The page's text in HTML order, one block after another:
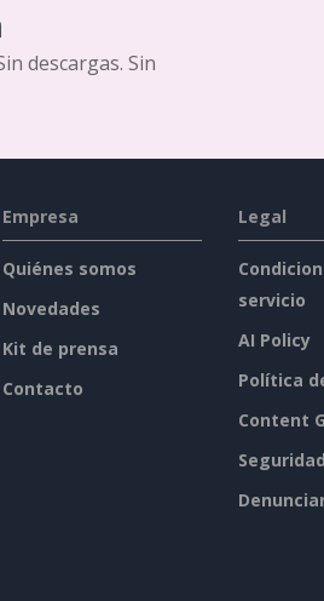
descargas. Sin
Empresa
Quiénes somos
Novedades
Kit de prensa
Contacto
Legal
servicio
AI Policy
Política
Content
Seguridad